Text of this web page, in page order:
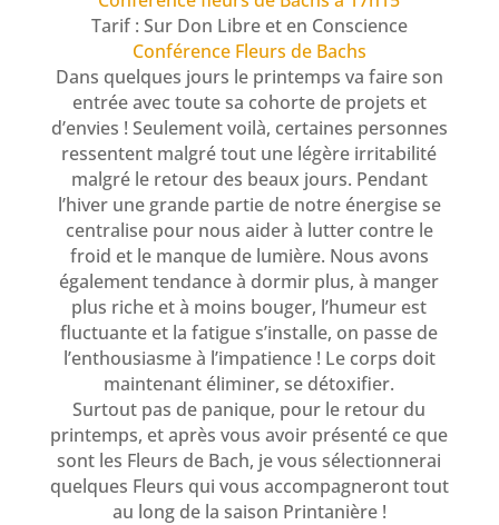
Tarif : Sur Don Libre et en Conscience
Conférence Fleurs de Bachs
Dans quelques jours le printemps va faire son
entrée avec toute sa cohorte de projets et
d’envies ! Seulement voilà, certaines personnes
ressentent malgré tout une légère irritabilité
malgré le retour des beaux jours. Pendant
l’hiver une grande partie de notre énergise se
centralise pour nous aider à lutter contre le
froid et le manque de lumière. Nous avons
également tendance à dormir plus, à manger
plus riche et à moins bouger, l’humeur est
fluctuante et la fatigue s’installe, on passe de
l’enthousiasme à l’impatience ! Le corps doit
maintenant éliminer, se détoxifier.
Surtout pas de panique, pour le retour du
printemps, et après vous avoir présenté ce que
sont les Fleurs de Bach, je vous sélectionnerai
quelques Fleurs qui vous accompagneront tout
au long de la saison Printanière !